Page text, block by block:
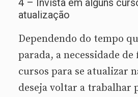
atualização
Dependendo do tempo
parada, a necessidade
cursos para se atualizar
deseja voltar a trabalhar